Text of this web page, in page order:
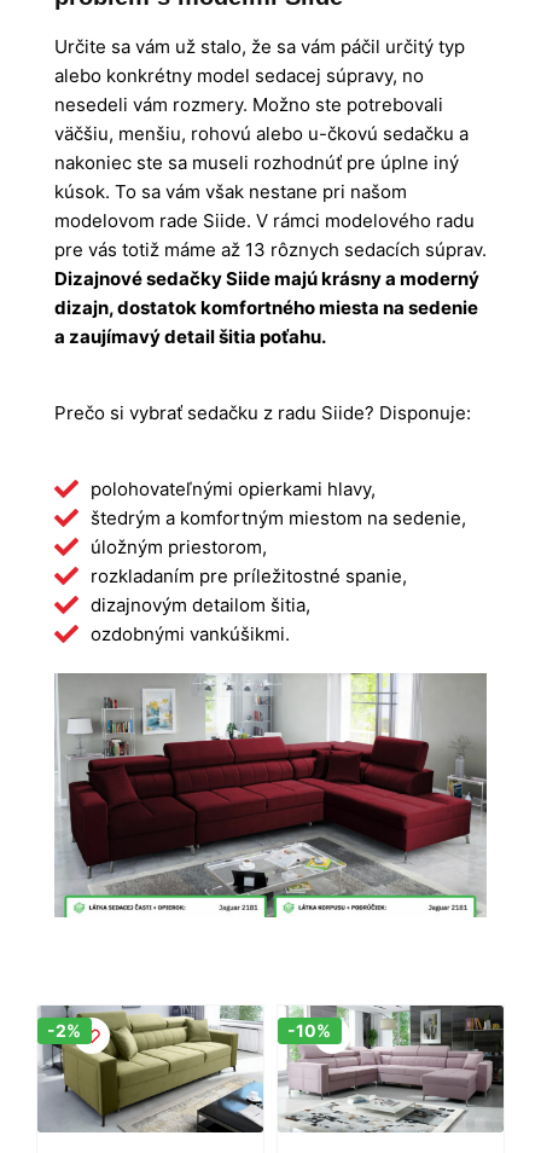
Určite sa vám už stalo, že sa vám páčil určitý typ
alebo konkrétny model sedacej súpravy, no
nesedeli vám rozmery. Možno ste potrebovali
väčšiu, menšiu, rohovú alebo u-čkovú sedačku a
nakoniec ste sa museli rozhodnúť pre úplne iný
kúsok. To sa vám však nestane pri našom
modelovom rade Siide. V rámci modelového radu
pre vás totiž máme až 13 rôznych sedacích súprav.
Dizajnové sedačky Siide majú krásny a moderný
dizajn, dostatok komfortného miesta na sedenie
a zaujímavý detail šitia poťahu.
Prečo si vybrať sedačku z radu Siide? Disponuje:
polohovateľnými opierkami hlavy,
štedrým a komfortným miestom na sedenie,
úložným priestorom,
rozkladaním pre príležitostné spanie,
dizajnovým detailom šitia,
ozdobnými vankúšikmi.
Zľava!
-2% Zľava!
-10%